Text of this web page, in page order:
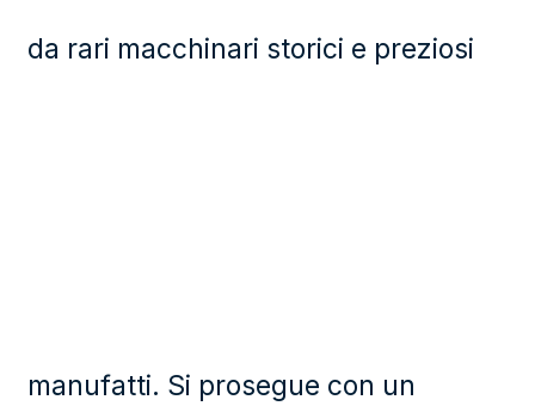
da rari macchinari storici e preziosi
manufatti. Si prosegue con un